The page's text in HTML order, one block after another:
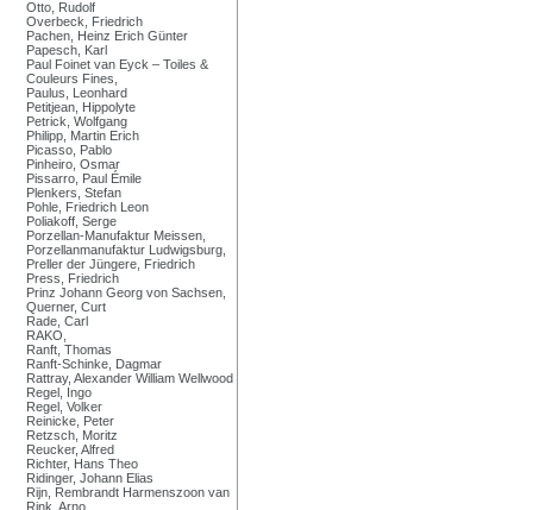
Otto, Rudolf
Overbeck, Friedrich
Pachen, Heinz Erich Günter
Papesch, Karl
Paul Foinet van Eyck – Toiles &
Couleurs Fines,
Paulus, Leonhard
Petitjean, Hippolyte
Petrick, Wolfgang
Philipp, Martin Erich
Picasso, Pablo
Pinheiro, Osmar
Pissarro, Paul Émile
Plenkers, Stefan
Pohle, Friedrich Leon
Poliakoff, Serge
Porzellan-Manufaktur Meissen,
Porzellanmanufaktur Ludwigsburg,
Preller der Jüngere, Friedrich
Press, Friedrich
Prinz Johann Georg von Sachsen,
Querner, Curt
Rade, Carl
RAKO,
Ranft, Thomas
Ranft-Schinke, Dagmar
Rattray, Alexander William Wellwood
Regel, Ingo
Regel, Volker
Reinicke, Peter
Retzsch, Moritz
Reucker, Alfred
Richter, Hans Theo
Ridinger, Johann Elias
Rijn, Rembrandt Harmenszoon van
Rink, Arno